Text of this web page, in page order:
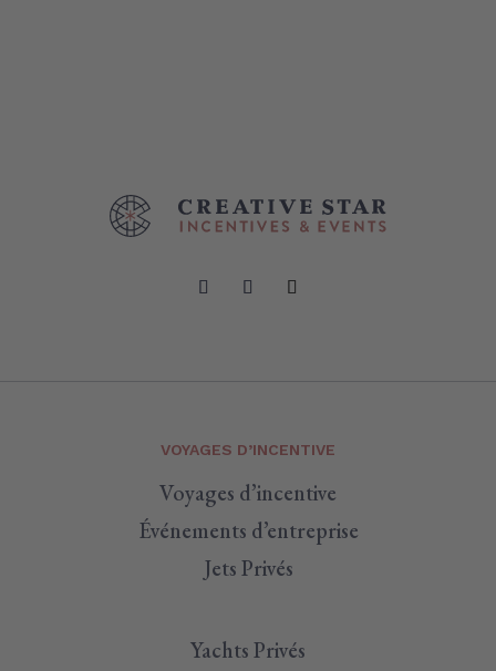
VOYAGES D’INCENTIVE
Voyages d’incentive
Événements d’entreprise
Jets Privés
Yachts Privés